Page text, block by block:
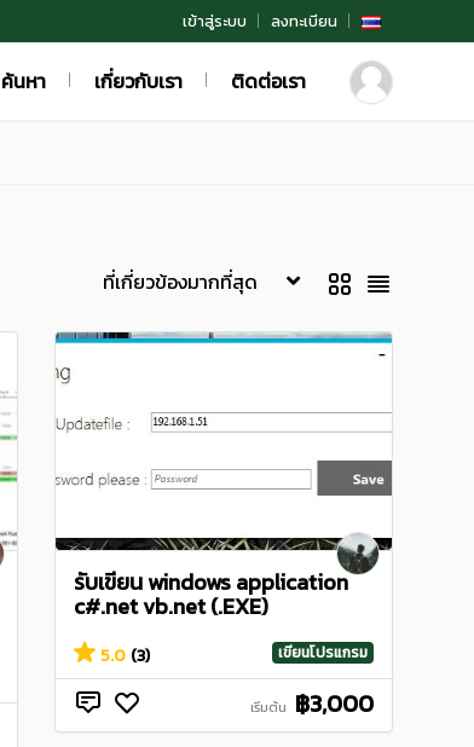
เข้าสู่ระบบ ลงทะเบียน
ค้นหา เกี่ยวกับเรา ติดต่อเรา
รับเขียน windows application
c#.net vb.net (.EXE)
5.0 (3) เขียนโปรแกรม
เริ่มต้น ฿3,000